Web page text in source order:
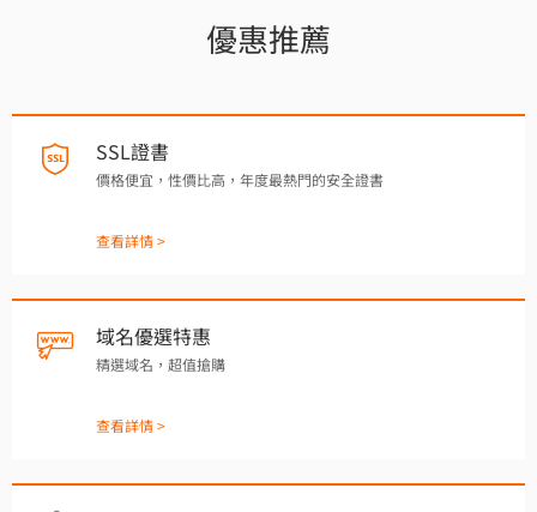
優惠推薦
SSL證書
價格便宜，性價比高，年度最熱門的安全證書
查看詳情 >
域名優選特惠
精選域名，超值搶購
查看詳情 >